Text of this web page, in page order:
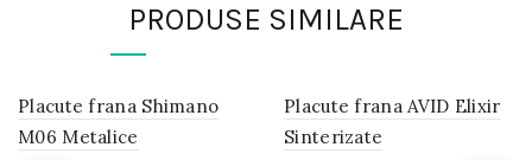
PRODUSE SIMILARE
IN
STOC
Placute frana Shimano
M06 Metalice
IN
STOC
Placute frana AVID Elixir
Sinterizate